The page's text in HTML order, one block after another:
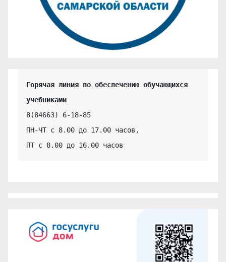
Горячая линия по обеспечению обучающихся
учебниками
8(84663) 6-18-85
ПН-ЧТ с 8.00 до 17.00 часов,
ПТ с 8.00 до 16.00 часов